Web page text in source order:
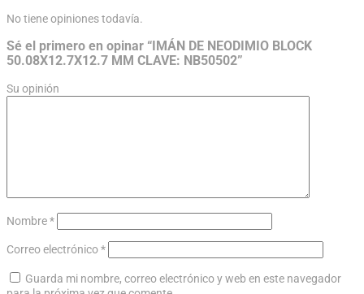
No tiene opiniones todavía.
Sé el primero en opinar “IMÁN DE NEODIMIO BLOCK
50.08X12.7X12.7 MM CLAVE: NB50502”
Su opinión
Nombre*
Correo electrónico*
Guarda mi nombre, correo electrónico y web en este navegador